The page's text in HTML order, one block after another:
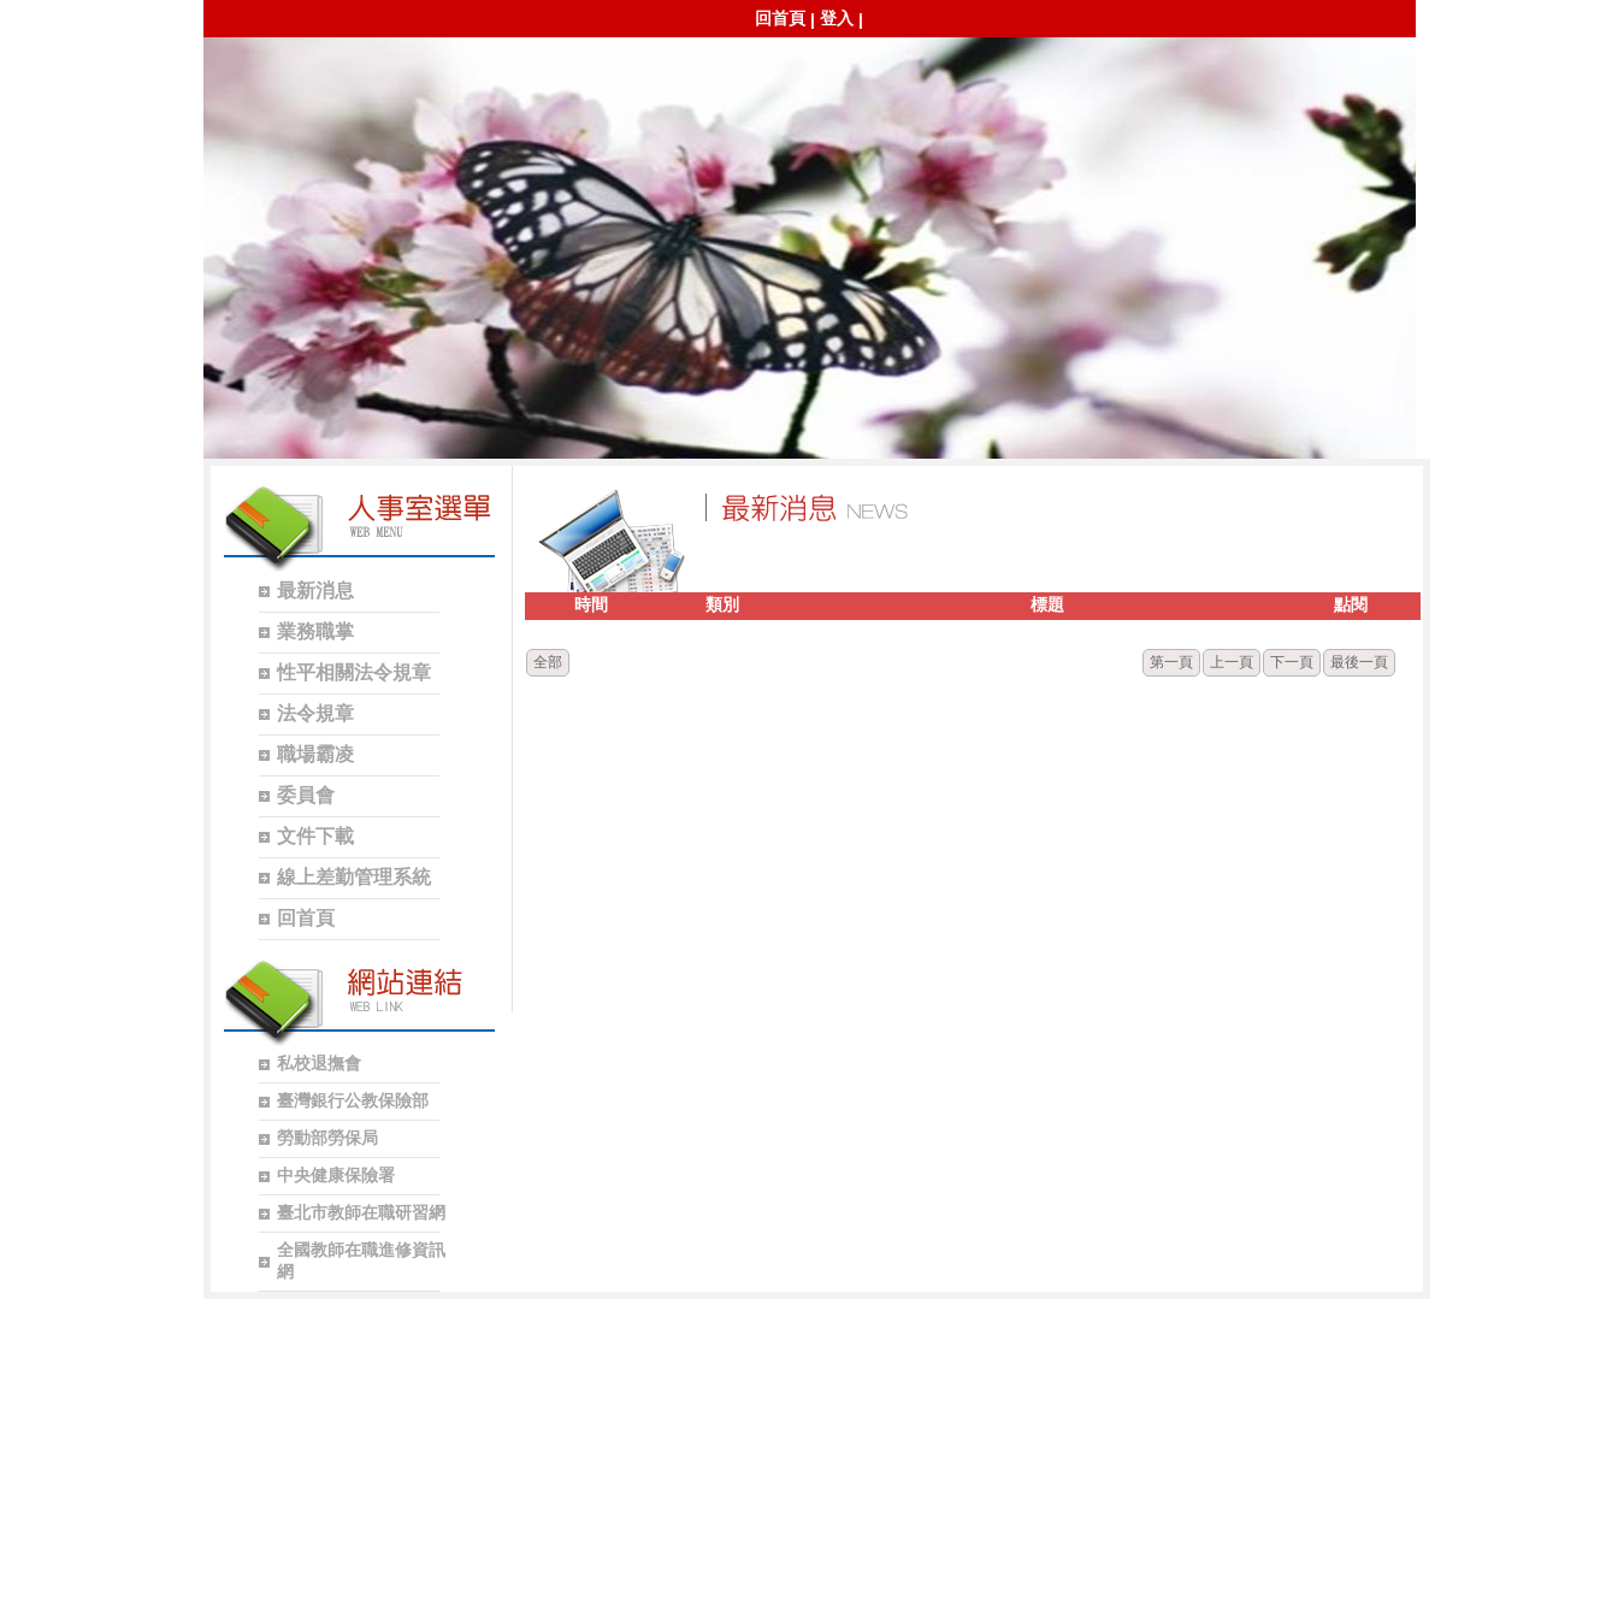
回首頁 | 登入 |
最新消息
業務職掌
性平相關法令規章
法令規章
職場霸凌
委員會
文件下載
線上差勤管理系統
回首頁
私校退撫會
臺灣銀行公教保險部
勞動部勞保局
中央健康保險署
臺北市教師在職研習網
全國教師在職進修資訊
網
時間 類別 標題 點閱
全部 第一頁 上一頁 下一頁 最後一頁